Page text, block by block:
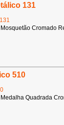
131
Cromado
510
Quadrada